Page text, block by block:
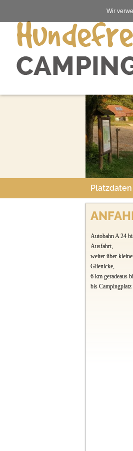
Platzdaten
Autobahn A 24
Ausfahrt,
weiter über
Glienicke,
6 km geradeaus
bis Campingplatz
Wir